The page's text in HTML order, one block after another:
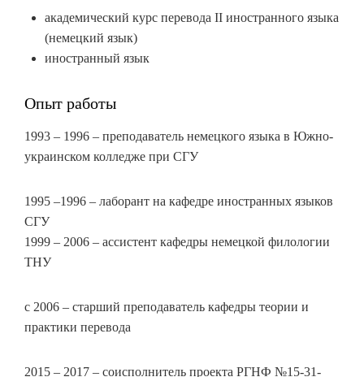
академический курс перевода II иностранного языка
(немецкий язык)
иностранный язык
Опыт работы
1993 – 1996 – преподаватель немецкого языка в Южно-
украинском колледже при СГУ
1995 –1996 – лаборант на кафедре иностранных языков
СГУ
1999 – 2006 – ассистент кафедры немецкой филологии
ТНУ
с 2006 – старший преподаватель кафедры теории и
практики перевода
2015 – 2017 – соисполнитель проекта РГНФ №15-31-